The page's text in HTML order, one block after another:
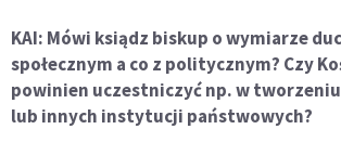
KAI: Mówi ksiądz biskup o wymiarze
społecznym a co z politycznym? Czy
powinien uczestniczyć np. w
lub innych instytucji państwowych?